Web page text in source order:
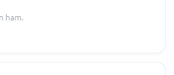
ham.